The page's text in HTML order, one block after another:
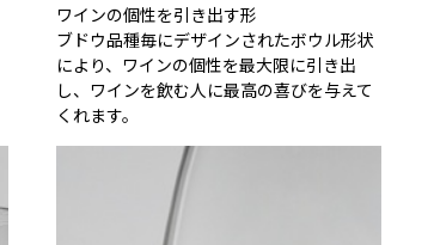
ワインの個性を引き出す形
ブドウ品種毎にデザインされたボウル形状
により、ワインの個性を最大限に引き出
し、ワインを飲む人に最高の喜びを与えて
くれます。